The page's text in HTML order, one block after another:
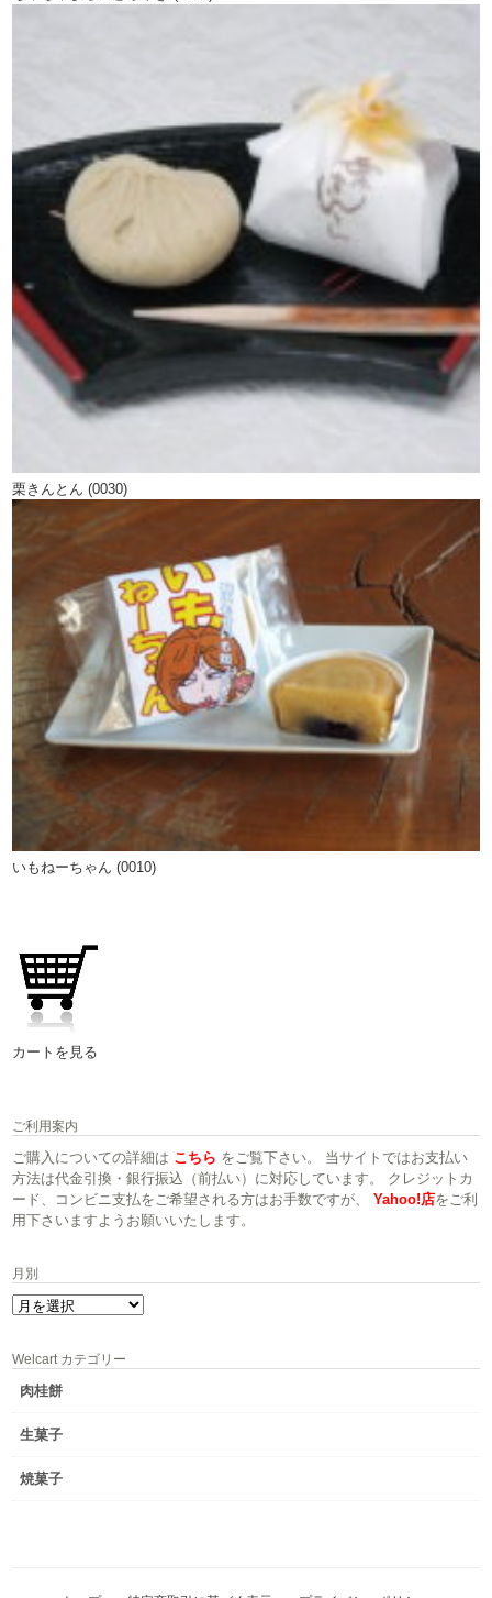
栗きんとん (0030)
いもねーちゃん (0010)
カートを見る
ご利用案内
ご購入についての詳細は こちら をご覧下さい。 当サイトではお支払い
方法は代金引換・銀行振込（前払い）に対応しています。 クレジットカ
ード、コンビニ支払をご希望される方はお手数ですが、Yahoo!店をご利
用下さいますようお願いいたします。
月別
月
Welcart カテゴリー
肉桂餅
生菓子
焼菓子